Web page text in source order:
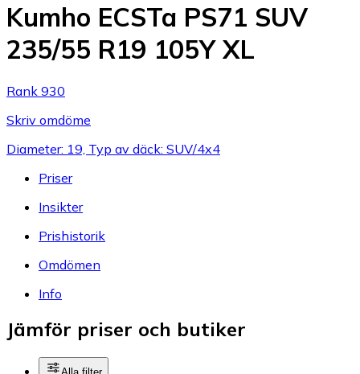
Kumho ECSTa PS71 SUV
235/55 R19 105Y XL
Rank 930
Skriv omdöme
Diameter: 19, Typ av däck: SUV/4x4
Priser
Insikter
Prishistorik
Omdömen
Info
Jämför priser och butiker